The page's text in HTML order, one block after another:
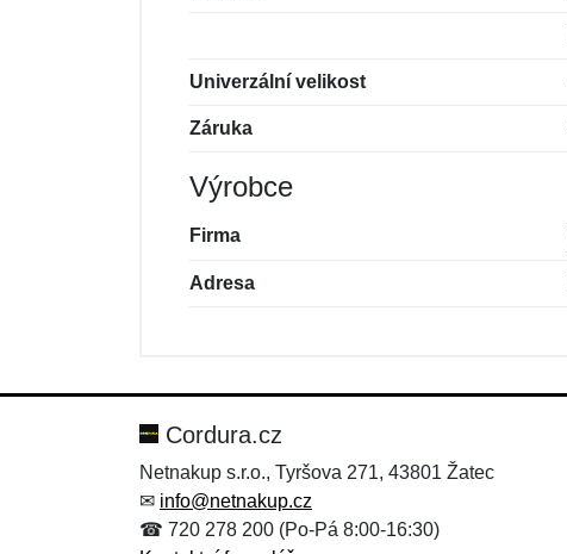
Univerzální velikost
Záruka
Výrobce
Firma
Adresa
Zpráva*
Zpráva*
Cordura.cz
Netnakup s.r.o., Tyršova 271, 43801 Žatec
✉ info@netnakup.cz
☎ 720 278 200 (Po-Pá 8:00-16:30)